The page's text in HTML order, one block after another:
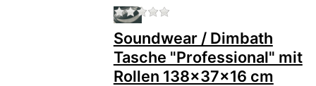
Zu diesem Produkt liegen
Soundwear / Dimbath
Tasche "Professional" mit
Rollen 138x37x16 cm